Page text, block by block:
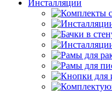
Инсталляции